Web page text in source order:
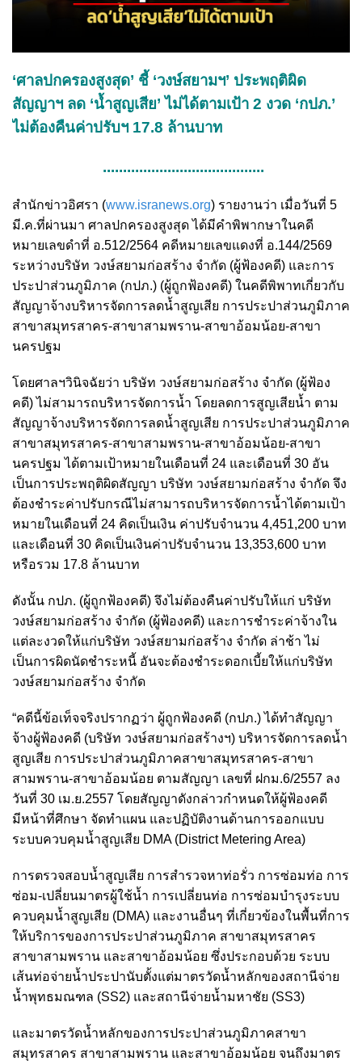
‘ศาลปกครองสูงสุด’ ชี้ ‘วงษ์สยามฯ’ ประพฤติผิด
สัญญาฯ ลด ‘น้ำสูญเสีย’ ไม่ได้ตามเป้า 2 งวด ‘กปภ.’
ไม่ต้องคืนค่าปรับฯ 17.8 ล้านบาท
........................................
สำนักข่าวอิศรา (www.isranews.org) รายงานว่า เมื่อวันที่ 5
มี.ค.ที่ผ่านมา ศาลปกครองสูงสุด ได้มีคำพิพากษาในคดี
หมายเลขดำที่ อ.512/2564 คดีหมายเลขแดงที่ อ.144/2569
ระหว่างบริษัท วงษ์สยามก่อสร้าง จำกัด (ผู้ฟ้องคดี) และการ
ประปาส่วนภูมิภาค (กปภ.) (ผู้ถูกฟ้องคดี) ในคดีพิพาทเกี่ยวกับ
สัญญาจ้างบริหารจัดการลดน้ำสูญเสีย การประปาส่วนภูมิภาค
สาขาสมุทรสาคร-สาขาสามพราน-สาขาอ้อมน้อย-สาขา
นครปฐม
โดยศาลฯวินิจฉัยว่า บริษัท วงษ์สยามก่อสร้าง จำกัด (ผู้ฟ้อง
คดี) ไม่สามารถบริหารจัดการน้ำ โดยลดการสูญเสียน้ำ ตาม
สัญญาจ้างบริหารจัดการลดน้ำสูญเสีย การประปาส่วนภูมิภาค
สาขาสมุทรสาคร-สาขาสามพราน-สาขาอ้อมน้อย-สาขา
นครปฐม ได้ตามเป้าหมายในเดือนที่ 24 และเดือนที่ 30 อัน
เป็นการประพฤติผิดสัญญา บริษัท วงษ์สยามก่อสร้าง จำกัด จึง
ต้องชำระค่าปรับกรณีไม่สามารถบริหารจัดการน้ำได้ตามเป้า
หมายในเดือนที่ 24 คิดเป็นเงิน ค่าปรับจำนวน 4,451,200 บาท
และเดือนที่ 30 คิดเป็นเงินค่าปรับจำนวน 13,353,600 บาท
หรือรวม 17.8 ล้านบาท
ดังนั้น กปภ. (ผู้ถูกฟ้องคดี) จึงไม่ต้องคืนค่าปรับให้แก่ บริษัท
วงษ์สยามก่อสร้าง จำกัด (ผู้ฟ้องคดี) และการชำระค่าจ้างใน
แต่ละงวดให้แก่บริษัท วงษ์สยามก่อสร้าง จำกัด ล่าช้า ไม่
เป็นการผิดนัดชำระหนี้ อันจะต้องชำระดอกเบี้ยให้แก่บริษัท
วงษ์สยามก่อสร้าง จำกัด
“คดีนี้ข้อเท็จจริงปรากฏว่า ผู้ถูกฟ้องคดี (กปภ.) ได้ทำสัญญา
จ้างผู้ฟ้องคดี (บริษัท วงษ์สยามก่อสร้างฯ) บริหารจัดการลดน้ำ
สูญเสีย การประปาส่วนภูมิภาคสาขาสมุทรสาคร-สาขา
สามพราน-สาขาอ้อมน้อย ตามสัญญา เลขที่ ฝกม.6/2557 ลง
วันที่ 30 เม.ย.2557 โดยสัญญาดังกล่าวกำหนดให้ผู้ฟ้องคดี
มีหน้าที่ศึกษา จัดทำแผน และปฏิบัติงานด้านการออกแบบ
ระบบควบคุมน้ำสูญเสีย DMA (District Metering Area)
การตรวจสอบน้ำสูญเสีย การสำรวจหาท่อรั่ว การซ่อมท่อ การ
ซ่อม-เปลี่ยนมาตรผู้ใช้น้ำ การเปลี่ยนท่อ การซ่อมบำรุงระบบ
ควบคุมน้ำสูญเสีย (DMA) และงานอื่นๆ ที่เกี่ยวข้องในพื้นที่การ
ให้บริการของการประปาส่วนภูมิภาค สาขาสมุทรสาคร
สาขาสามพราน และสาขาอ้อมน้อย ซึ่งประกอบด้วย ระบบ
เส้นท่อจ่ายน้ำประปานับตั้งแต่มาตรวัดน้ำหลักของสถานีจ่าย
น้ำพุทธมณฑล (SS2) และสถานีจ่ายน้ำมหาชัย (SS3)
และมาตรวัดน้ำหลักของการประปาส่วนภูมิภาคสาขา
สมุทรสาคร สาขาสามพราน และสาขาอ้อมน้อย จนถึงมาตร